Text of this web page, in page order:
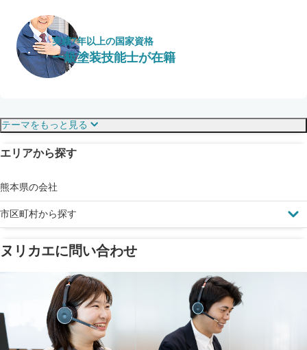
実績7年以上の国家資格
一級塗装技能士が在籍
塗料の​品質を​保証
メーカー保証
見えにくい屋根も安心
ドローン診断
省エネ効果
断熱・遮熱塗料対応
テーマをもっと見る
エリアから探す
熊本県の会社
市区町村から探す
ヌリカエに問い合わせ